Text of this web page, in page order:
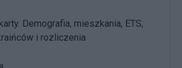
Demografia, mieszkania, ETS,
i rozliczenia